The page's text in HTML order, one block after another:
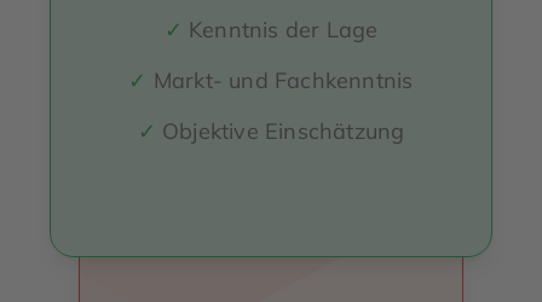
✓ Kenntnis der Lage
✓ Markt- und Fachkenntnis
✓ Objektive Einschätzung